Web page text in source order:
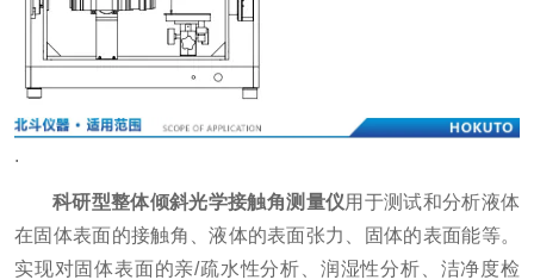
.
科研型整体倾斜光学接触角测量仪用于测试和分析液体
在固体表面的接触角、液体的表面张力、固体的表面能等。
实现对固体表面的亲/疏水性分析、润湿性分析、洁净度检